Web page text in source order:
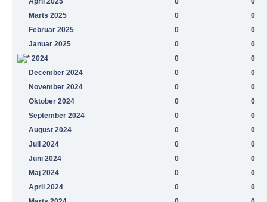
Marts 2025
0
0
Februar 2025
0
0
Januar 2025
0
0
2024
0
0
December 2024
0
0
November 2024
0
0
Oktober 2024
0
0
September 2024
0
0
August 2024
0
0
Juli 2024
0
0
Juni 2024
0
0
Maj 2024
0
0
April 2024
0
0